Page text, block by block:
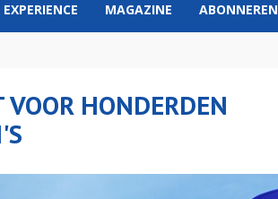
EXPERIENCE MAGAZINE ABONNEREN
HONDERDEN